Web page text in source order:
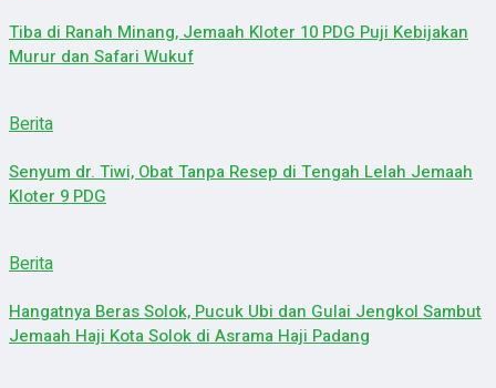
Tiba di Ranah Minang, Jemaah Kloter 10 PDG Puji Kebijakan
Murur dan Safari Wukuf
Berita
Senyum dr. Tiwi, Obat Tanpa Resep di Tengah Lelah Jemaah
Kloter 9 PDG
Berita
Hangatnya Beras Solok, Pucuk Ubi dan Gulai Jengkol Sambut
Jemaah Haji Kota Solok di Asrama Haji Padang